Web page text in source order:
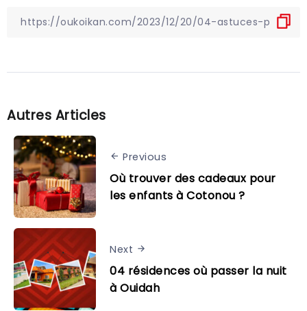
Autres Articles
Previous
Où trouver des cadeaux pour
les enfants à Cotonou ?
Next
04 résidences où passer la nuit
à Ouidah